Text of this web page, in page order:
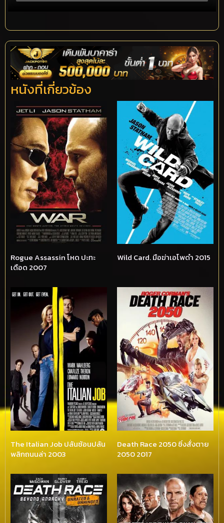
หนังที่เกี่ยวข้อง
Rogue Assassin โหด ปะทะ
เดือด 2007
Wild Card. มือฆ่าเอโพดำ 2015
The Italian Job ปล้นซ้อนปล้น
พลิกถนนล่า 2003
Death Race 2050 ซิ่งสั่งตาย
2050 2017